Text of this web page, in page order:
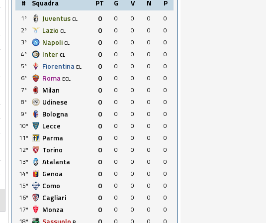
# Squadra PT G V N P
1º Juventus CL 0 0 0 0
0
2º
Lazio CL 0 0 0 0
0
3º
Napoli CL 0 0 0 0
0
4º
Inter CL 0 0 0 0
0
5º
Fiorentina EL 0 0 0 0
0
6º
Roma ECL 0 0 0 0
0
7º
Milan 0 0 0 0
0
8º
Udinese 0 0 0 0
0
9º
Bologna 0 0 0 0
0
10º
Lecce 0 0 0 0
0
11º
Parma 0 0 0 0
0
12º
Torino 0 0 0 0
0
13º
Atalanta 0 0 0 0
0
14º
Genoa 0 0 0 0
0
15º
Como 0 0 0 0
0
16º
Cagliari 0 0 0 0
0
17º
Monza 0 0 0 0
0